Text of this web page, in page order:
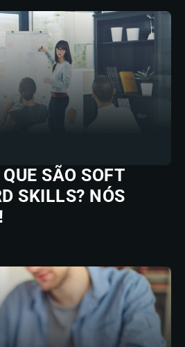
SÃO SOFT
SKILLS? NÓS